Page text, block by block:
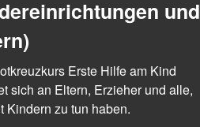
und
Erste Hilfe am Kind
sich an Eltern, Erzieher und alle,
Kindern zu tun haben.